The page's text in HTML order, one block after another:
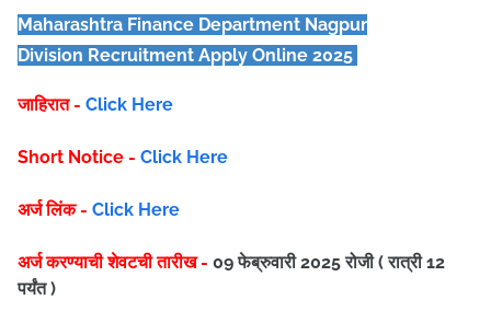
Maharashtra Finance Department Nagpur
Division Recruitment Apply Online 2025
जाहिरात - Click Here
Short Notice - Click Here
अर्ज लिंक - Click Here
अर्ज करण्याची शेवटची तारीख - 09 फेब्रुवारी 2025 रोजी ( रात्री 12
पर्यंत )